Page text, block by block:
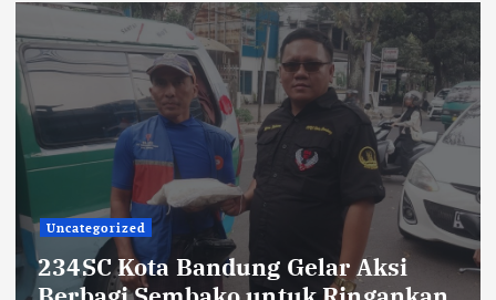
TNI POLRI
Sikat Kejahatan Jalanan di Jabar,